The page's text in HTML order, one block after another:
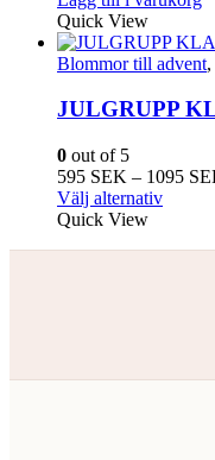
väljas
på
Quick View
Blommor till advent,
JULGRUPP
0 out of 5
595 SEK – 1095
Välj alternativDen
Quick View